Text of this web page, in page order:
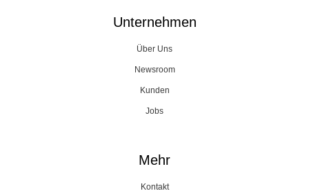
Unternehmen
Über Uns
Newsroom
Kunden
Jobs
Mehr
Kontakt